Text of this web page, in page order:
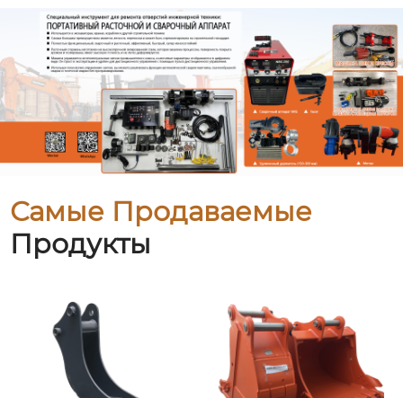
Самые Продаваемые
Продукты